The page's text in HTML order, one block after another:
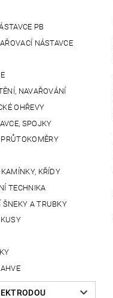
PB
NÁSTAVCE
NAVAŘOVÁNÍ
OHŘEVY
SPOJKY
KŘÍDY
TECHNIKA
ŠNEKY A TRUBKY